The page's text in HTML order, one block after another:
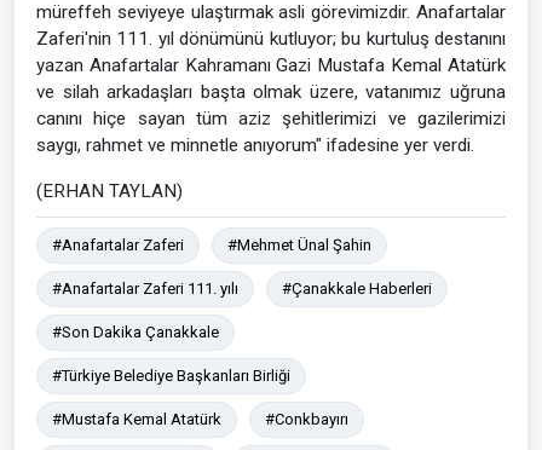
müreffeh seviyeye ulaştırmak asli görevimizdir. Anafartalar
Zaferi'nin 111. yıl dönümünü kutluyor; bu kurtuluş destanını
yazan Anafartalar Kahramanı Gazi Mustafa Kemal Atatürk
ve silah arkadaşları başta olmak üzere, vatanımız uğruna
canını hiçe sayan tüm aziz şehitlerimizi ve gazilerimizi
saygı, rahmet ve minnetle anıyorum" ifadesine yer verdi.
(ERHAN TAYLAN)
#Anafartalar Zaferi #Mehmet Ünal Şahin
#Anafartalar Zaferi 111. yılı #Çanakkale Haberleri
#Son Dakika Çanakkale
#Türkiye Belediye Başkanları Birliği
#Mustafa Kemal Atatürk #Conkbayırı